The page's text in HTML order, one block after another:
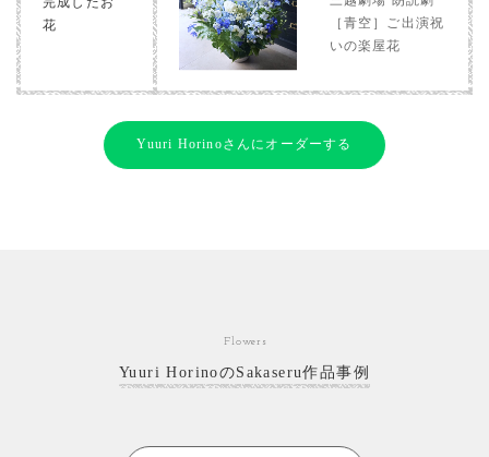
花
［青空］ご出演祝
いの楽屋花
Yuuri Horinoさんにオーダーする
Flowers
Yuuri HorinoのSakaseru作品事例